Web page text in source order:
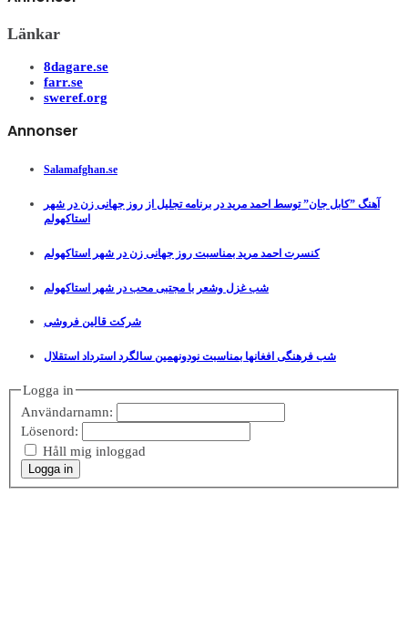
Länkar
8dagare.se
farr.se
sweref.org
Annonser
Salamafghan.se
آهنگ ”کابل جان” توسط احمد مرید در برنامه تجلیل از روز جهانی زن در شهر
استاکهولم
کنسرت احمد مرید بمناسبت روز جهانی زن در شهر استاکهولم
شب غزل وشعر با مجتبی محب در شهر استاکهولم
شرکت قالین فروشی
شب فرهنگی افغانها بمناسبت نودونهمین سالگرد استرداد استقلال
Logga in
Användarnamn:
Lösenord:
Håll mig inloggad
Logga in